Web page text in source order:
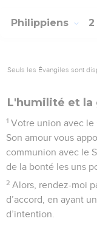
Philippiens 2
Seuls les Évangiles sont
L'humilité et la
1 Votre union avec le
Son amour vous
communion avec le
de la bonté les uns
2 Alors, rendez-moi
d’accord, en ayant
d’intention.